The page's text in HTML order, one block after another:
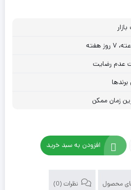
عدم رضایت
برندها
زمان ممکن
افزودن به سبد خرید
محصول نظرات (0)